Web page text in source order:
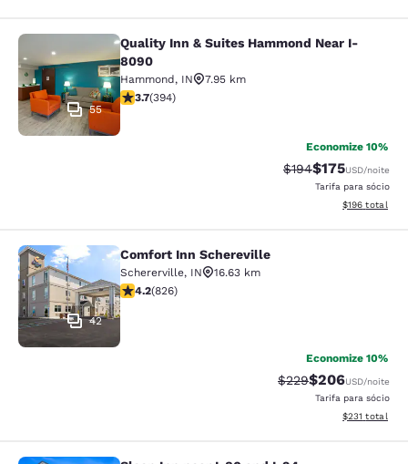
Quality Inn & Suites Hammond
55
Quality Inn & Suites Hammond Near I-
8090
Hammond, IN
7.95 km
classificação 3.71 estrelas. Bom. 394 avaliações
3.7(394)
Economize 10%
Tarifa anterior
$194Tarifa com
$175USD/noite
Tarifa para sócio
Exibir
$196 total
Comfort Inn Schereville
42
Comfort Inn Schereville
Schererville, IN
16.63 km
classificação 4.18 estrelas. Muito bom. 826 avaliações
4.2(826)
Economize 10%
Tarifa anterior
$229Tarifa com
$206USD/noite
Tarifa para sócio
Exibir
$231 total